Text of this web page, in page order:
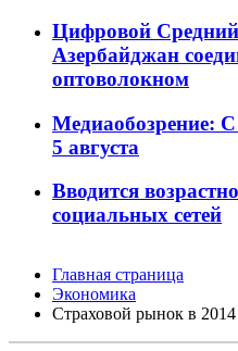
Цифровой
Азербайджан
оптоволокном
Медиаобозрение: С
5 августа
Вводится
социальных сетей
Главная страница
Экономика
Страховой рынок в 2014